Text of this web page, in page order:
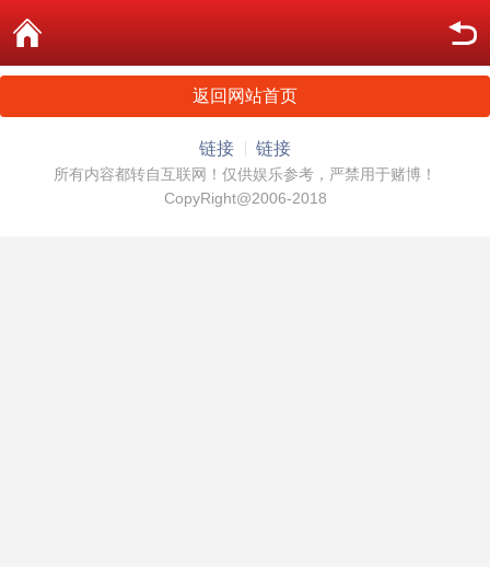
返回网站首页
链接 链接
所有内容都转自互联网！仅供娱乐参考，严禁用于赌博！
CopyRight@2006-2018